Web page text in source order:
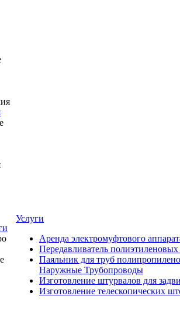
Услуги
Аренда электромуфтового
Передавливатель
Паяльник для труб
Наружные Трубопроводы
Изготовление штурвалов для
Изготовление телескопических